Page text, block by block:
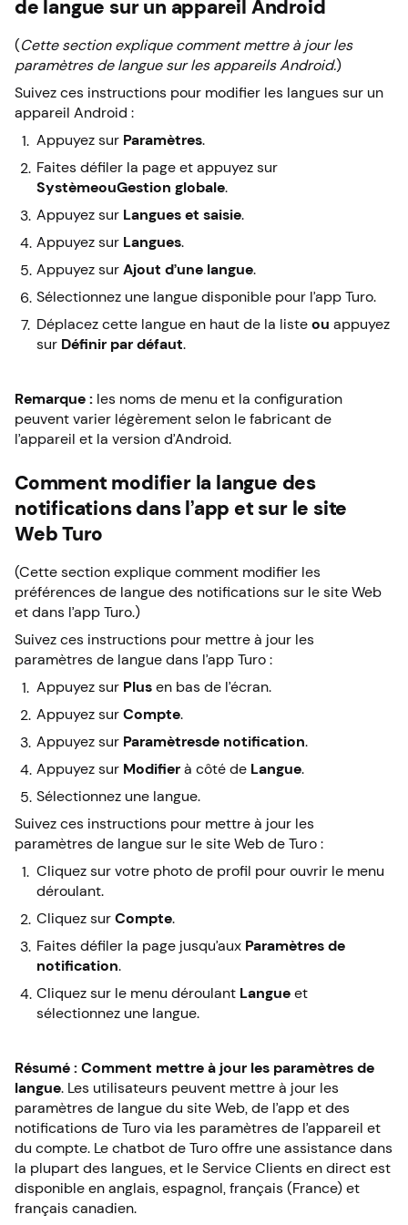
de langue sur un appareil Android
(Cette section explique comment mettre à jour les
paramètres de langue sur les appareils Android.)
Suivez ces instructions pour modifier les langues sur un
appareil Android :
Appuyez sur Paramètres.
Faites défiler la page et appuyez sur
SystèmeouGestion globale.
Appuyez sur Langues et saisie.
Appuyez sur Langues.
Appuyez sur Ajout d’une langue.
Sélectionnez une langue disponible pour l’app Turo.
Déplacez cette langue en haut de la liste ou appuyez
sur Définir par défaut.
Remarque : les noms de menu et la configuration
peuvent varier légèrement selon le fabricant de
l’appareil et la version d’Android.
Comment modifier la langue des
notifications dans l’app et sur le site
Web Turo
(Cette section explique comment modifier les
préférences de langue des notifications sur le site Web
et dans l’app Turo.)
Suivez ces instructions pour mettre à jour les
paramètres de langue dans l’app Turo :
Appuyez sur Plus en bas de l’écran.
Appuyez sur Compte.
Appuyez sur Paramètresde notification.
Appuyez sur Modifier à côté de Langue.
Sélectionnez une langue.
Suivez ces instructions pour mettre à jour les
paramètres de langue sur le site Web de Turo :
Cliquez sur votre photo de profil pour ouvrir le menu
déroulant.
Cliquez sur Compte.
Faites défiler la page jusqu’aux Paramètres de
notification.
Cliquez sur le menu déroulant Langue et
sélectionnez une langue.
Résumé : Comment mettre à jour les paramètres de
langue. Les utilisateurs peuvent mettre à jour les
paramètres de langue du site Web, de l’app et des
notifications de Turo via les paramètres de l’appareil et
du compte. Le chatbot de Turo offre une assistance dans
la plupart des langues, et le Service Clients en direct est
disponible en anglais, espagnol, français (France) et
français canadien.